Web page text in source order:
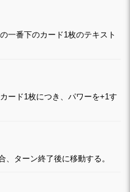
一番下のカード1枚のテキスト
ード1枚につき、パワーを+1す
、ターン終了後に移動する。